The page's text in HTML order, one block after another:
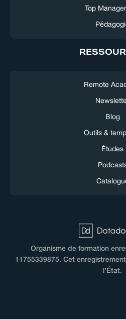
Top
Remote
Blog
Outils &
Études
Organisme de formation
11755339875. Cet
l’État.